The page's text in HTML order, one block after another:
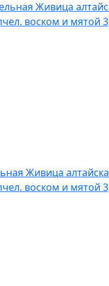
Живица
воском и мятой